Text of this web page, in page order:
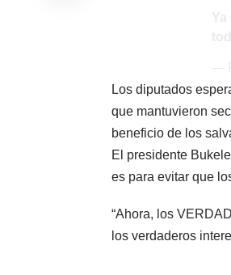
Los diputados
que mantuvieron
beneficio de los
El presidente
es para evitar que
“Ahora, los
los verdaderos